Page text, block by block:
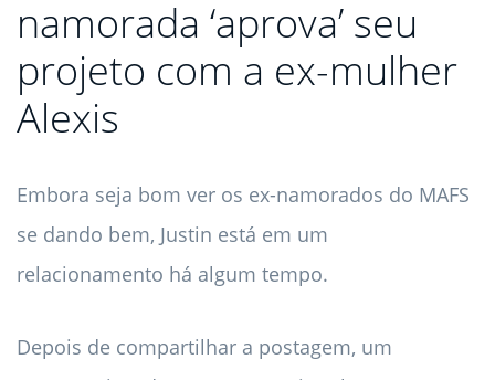
namorada ‘aprova’ seu
projeto com a ex-mulher
Alexis
Embora seja bom ver os ex-namorados do MAFS
se dando bem, Justin está em um
relacionamento há algum tempo.
Depois de compartilhar a postagem, um